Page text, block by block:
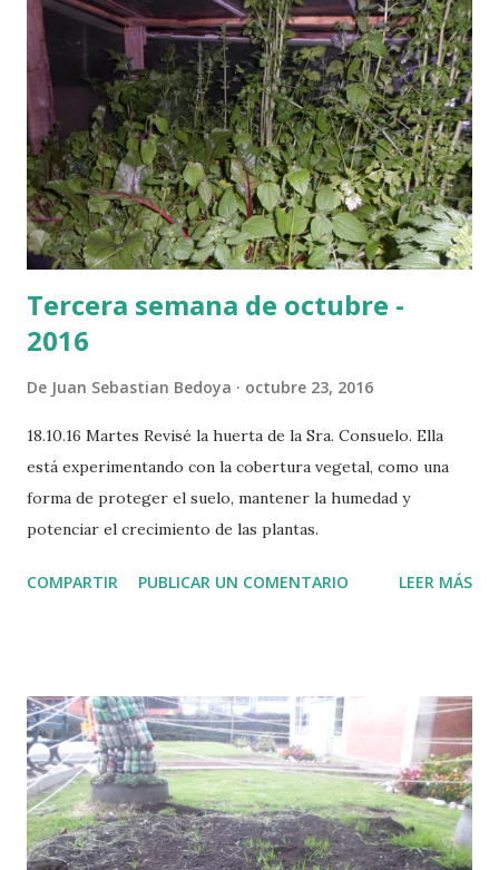
Tercera semana de octubre -
2016
De Juan Sebastian Bedoya octubre 23, 2016
18.10.16 Martes Revisé la huerta de la Sra. Consuelo. Ella
está experimentando con la cobertura vegetal, como una
forma de proteger el suelo, mantener la humedad y
potenciar el crecimiento de las plantas.
COMPARTIR PUBLICAR UN COMENTARIO LEER MÁS